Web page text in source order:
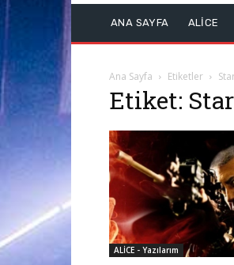
ANA SAYFA ALİCE
Ana Sayfa Etiketler
Etiket: Star
ALİCE - Yazılarım